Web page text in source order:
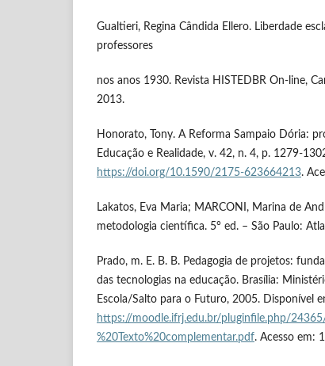
Gualtieri, Regina Cândida Ellero. Liberdade
professores
nos anos 1930. Revista HISTEDBR On-line,
2013.
Honorato, Tony. A Reforma Sampaio Dória:
Educação e Realidade, v. 42, n. 4, p. 1279-
https://doi.org/10.1590/2175-623664213.
Lakatos, Eva Maria; MARCONI, Marina de
metodologia científica. 5° ed. – São Paulo:
Prado, m. E. B. B. Pedagogia de projetos:
das tecnologias na educação. Brasília:
Escola/Salto para o Futuro, 2005. Disponível
https://moodle.ifrj.edu.br/pluginfile.php/
%20Texto%20complementar.pdf. Acesso em: